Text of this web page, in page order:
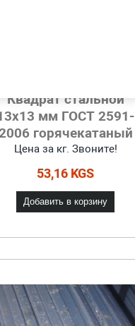
Квадрат стальной
мм ГОСТ 2591-
горячекатаный
Цена за кг. Звоните!
53,16 KGS
Добавить в корзину